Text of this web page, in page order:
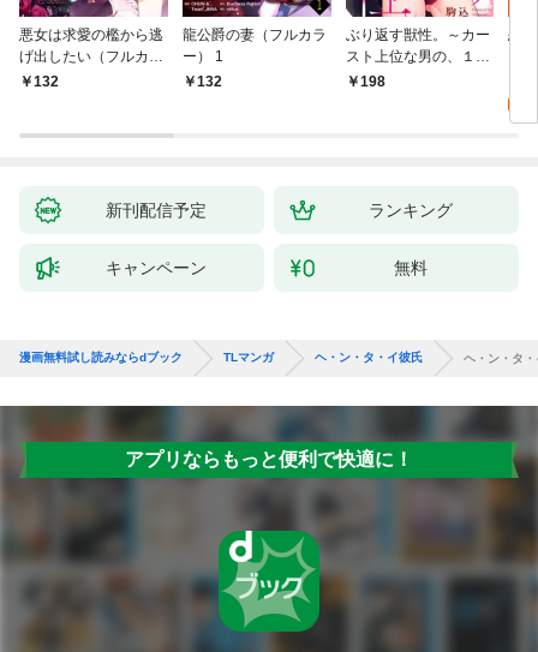
悪女は求愛の檻から逃
げ出したい（フルカラ
ー） 1
132
龍公爵の妻（フルカラ
ー） 1
132
ぶり返す獣性。～カー
スト上位な男の、１０
年越しの激愛１
198
恋
新刊配信予定 ランキング
キャンペーン 無料
漫画無料試し読みならdブック TLマンガ ヘ・ン・タ・イ彼氏 ヘ・ン・タ・
アプリならもっと便利で快適に！